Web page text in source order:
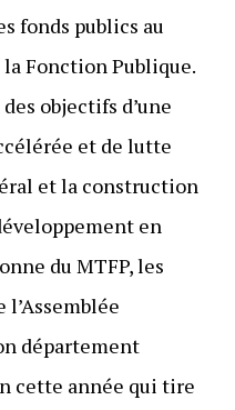
fonds publics au
Fonction Publique.
objectifs d’une
et de lutte
et la construction
en
du MTFP, les
département
cette année qui tire